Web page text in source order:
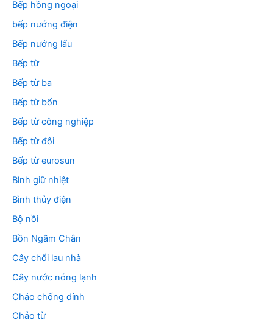
Bếp hồng ngoại
bếp nướng điện
Bếp nướng lẩu
Bếp từ
Bếp từ ba
Bếp từ bốn
Bếp từ công nghiệp
Bếp từ đôi
Bếp từ eurosun
Bình giữ nhiệt
Bình thủy điện
Bộ nồi
Bồn Ngâm Chân
Cây chổi lau nhà
Cây nước nóng lạnh
Chảo chống dính
Chảo từ